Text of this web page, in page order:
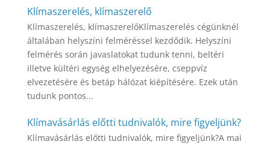
Klímaszerelés, klímaszerelő
Klímaszerelés, klímaszerelőKlímaszerelés cégünknél
általában helyszíni felméréssel kezdődik. Helyszíni
felmérés során javaslatokat tudunk tenni, beltéri
illetve kültéri egység elhelyezésére, cseppvíz
elvezetésére és betáp hálózat kiépítésére. Ezek után
tudunk pontos...
Klímavásárlás előtti tudnivalók, mire figyeljünk?
Klímavásárlás előtti tudnivalók, mire figyeljünk?A mai